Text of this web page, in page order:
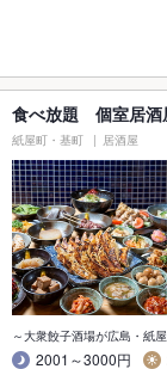
食べ放題 個室居
紙屋町・基町 居酒屋
～大衆餃子酒場が広島・紙
2001～3000円